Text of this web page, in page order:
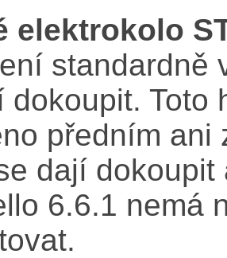
elektrokolo
standardně
dokoupit. Toto
předním ani
dají dokoupit
6.6.1 nemá